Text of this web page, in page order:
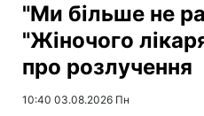
"Ми більше не
"Жіночого
про розлучення
10:40 03.08.2026 Пн